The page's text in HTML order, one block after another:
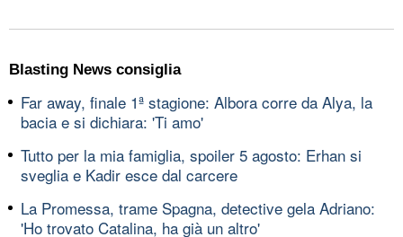
Blasting News consiglia
Far away, finale 1ª stagione: Albora corre da Alya, la
bacia e si dichiara: 'Ti amo'
Tutto per la mia famiglia, spoiler 5 agosto: Erhan si
sveglia e Kadir esce dal carcere
La Promessa, trame Spagna, detective gela Adriano:
'Ho trovato Catalina, ha già un altro'